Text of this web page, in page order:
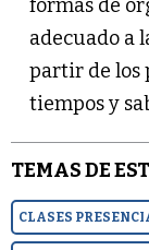
formas de
adecuado a
partir de los
tiempos y
TEMAS DE
CLASES